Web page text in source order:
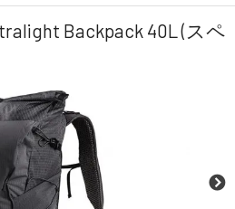
電
業務用ドローン・業務関連製品
スクーター
Backpack 40L (スペ